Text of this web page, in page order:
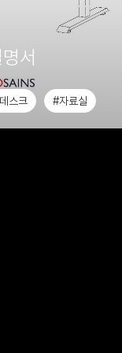
서
스크
#자료실